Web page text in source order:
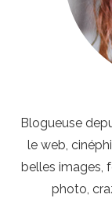
Blogueuse
le web,
belles images,
photo,